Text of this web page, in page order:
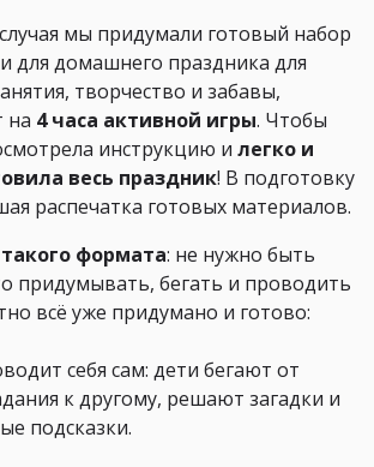
мы придумали готовый набор
для домашнего праздника для
творчество и забавы,
на 4 часа активной игры. Чтобы
инструкцию и легко и
весь праздник! В подготовку
распечатка готовых материалов.
формата: не нужно быть
придумывать, бегать и проводить
всё уже придумано и готово:
себя сам: дети бегают от
к другому, решают загадки и
подсказки.